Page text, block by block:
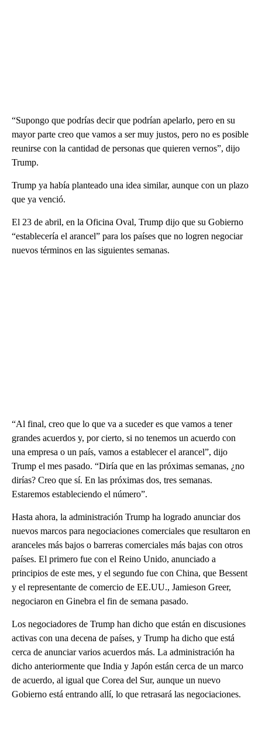
“Supongo que podrías decir que podrían apelarlo, pero en su
mayor parte creo que vamos a ser muy justos, pero no es posible
reunirse con la cantidad de personas que quieren vernos”, dijo
Trump.
Trump ya había planteado una idea similar, aunque con un plazo
que ya venció.
El 23 de abril, en la Oficina Oval, Trump dijo que su Gobierno
“establecería el arancel” para los países que no logren negociar
nuevos términos en las siguientes semanas.
“Al final, creo que lo que va a suceder es que vamos a tener
grandes acuerdos y, por cierto, si no tenemos un acuerdo con
una empresa o un país, vamos a establecer el arancel”, dijo
Trump el mes pasado. “Diría que en las próximas semanas, ¿no
dirías? Creo que sí. En las próximas dos, tres semanas.
Estaremos estableciendo el número”.
Hasta ahora, la administración Trump ha logrado anunciar dos
nuevos marcos para negociaciones comerciales que resultaron en
aranceles más bajos o barreras comerciales más bajas con otros
países. El primero fue con el Reino Unido, anunciado a
principios de este mes, y el segundo fue con China, que Bessent
y el representante de comercio de EE.UU., Jamieson Greer,
negociaron en Ginebra el fin de semana pasado.
Los negociadores de Trump han dicho que están en discusiones
activas con una decena de países, y Trump ha dicho que está
cerca de anunciar varios acuerdos más. La administración ha
dicho anteriormente que India y Japón están cerca de un marco
de acuerdo, al igual que Corea del Sur, aunque un nuevo
Gobierno está entrando allí, lo que retrasará las negociaciones.